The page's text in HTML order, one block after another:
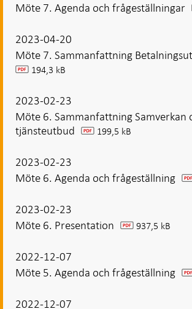
Möte 7. Agenda och frågeställningar
2023-04-20
Möte 7. Sammanfattning
pdf 194,3 kB
2023-02-23
Möte 6. Sammanfattning Samverkan
tjänsteutbud pdf 199,5 kB
2023-02-23
Möte 6. Agenda och frågeställning
2023-02-23
Möte 6. Presentation pdf 937,5 kB
2022-12-07
Möte 5. Agenda och frågeställning
2022-12-07